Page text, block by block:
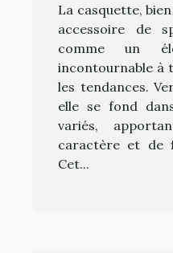
La casquette,
accessoire de
comme un
incontournable à
les tendances.
elle se fond
variés,
caractère et de
Cet...